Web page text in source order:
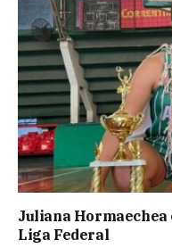
Juliana Hormaechea
Liga Federal